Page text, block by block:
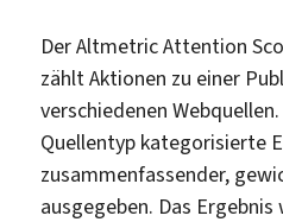
Der Altmetric Attention
zählt Aktionen zu einer
verschiedenen
Quellentyp kategorisierte
zusammenfassender,
ausgegeben. Das